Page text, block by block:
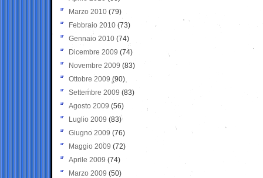
Marzo 2010 (79)
Febbraio 2010 (73)
Gennaio 2010 (74)
Dicembre 2009 (74)
Novembre 2009 (83)
Ottobre 2009 (90)
Settembre 2009 (83)
Agosto 2009 (56)
Luglio 2009 (83)
Giugno 2009 (76)
Maggio 2009 (72)
Aprile 2009 (74)
Marzo 2009 (50)